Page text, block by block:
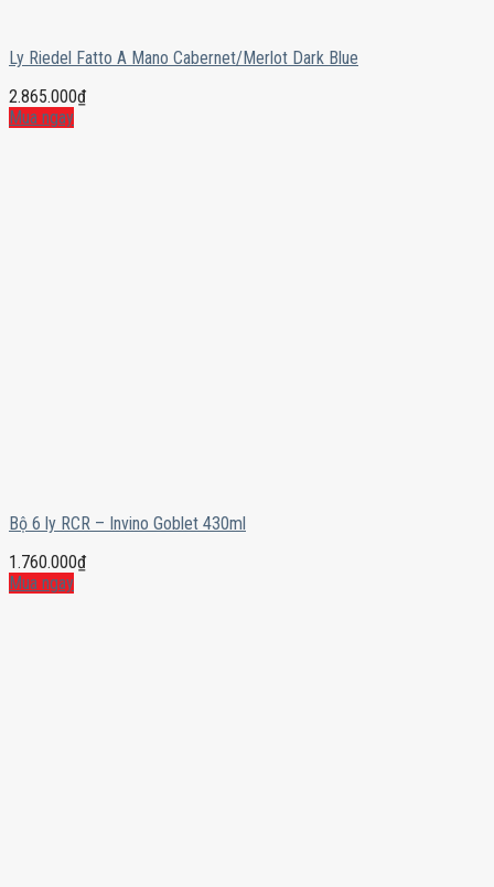
Ly Riedel Fatto A Mano Cabernet/Merlot Dark Blue
2.865.000₫
Mua ngay
Bộ 6 ly RCR – Invino Goblet 430ml
1.760.000₫
Mua ngay